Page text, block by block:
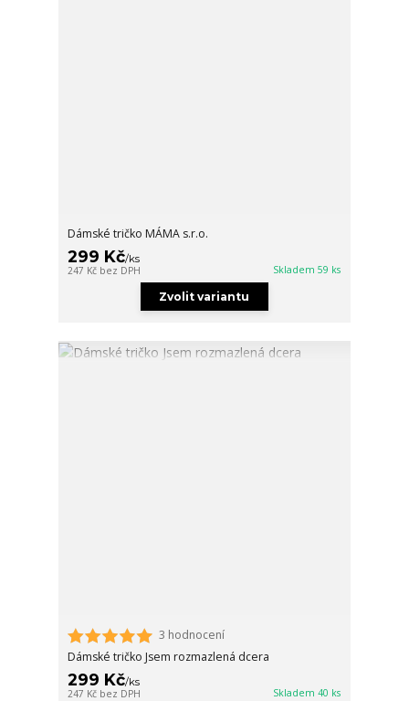
Dámské tričko MÁMA s.r.o.
299 Kč/ks
247 Kč bez DPH Skladem 59 ks
Zvolit variantu
3 hodnocení
Dámské tričko Jsem rozmazlená dcera
299 Kč/ks
247 Kč bez DPH Skladem 40 ks